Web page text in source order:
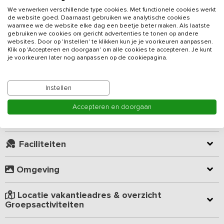
Op het platteland van Groningen, tussen het natuurschone
Lauwersmeergebied, Werelderfgoed de Waddenzee en de
gezellige stad Groningen is dit vakantieadresgelegen. Met 10
slaapkamers en 4 ruime badkamers biedt de verbouwde boerderij
plaats aan groepen tot 41 personen. Een grote eigen tuin met een
De twee open keukens zijn ruim opgezet en bieden voldoende
plek om met een groot keukenteam een gezamenlijke maaltijd te
bereiden. De aanwezige apparatuur ondersteunt daarbij en de
aansluiting naar de tuin en de centrale ruimte maakt dat de rest
van het gezelschap geregeld kan komen kijken wat de status is.
Grote, lange eettafels kenmerken de plek waar gezamenlijk
gedineerd kan worden. Gezelligheid gegarandeerd! Word je liever
ontzorgt? Neem contact op met de eigenaar omtrent de lunch- en
dinermogelijkheden.
Door het verblijf zijn verschillende kleine en grotere zitjes te
vinden. Een houtkachel brengt sfeer en de oude accenten,
Lees meer
Kamer indeling
Faciliteiten
Omgeving
Locatie vakantieadres & overzicht
Groepsactiviteiten
We verwerken verschillende type cookies. Met functionele cookies werkt
de website goed. Daarnaast gebruiken we analytische cookies
waarmee we de website elke dag een beetje beter maken. Als laatste
gebruiken we cookies om gericht advertenties te tonen op andere
websites. Door op 'Instellen' te klikken kun je je voorkeuren aanpassen.
Klik op 'Accepteren en doorgaan' om alle cookies te accepteren. Je kunt
je voorkeuren later nog aanpassen op de cookiepagina.
Instellen
Accepteren en doorgaan